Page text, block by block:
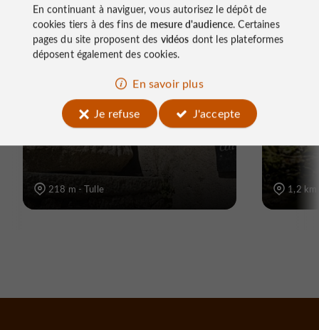
Horizons Tullois
218 m - Tulle 1,2 km
En continuant à naviguer, vous autorisez le dépôt de
cookies tiers à des fins de mesure d'audience. Certaines
pages du site proposent des vidéos dont les plateformes
déposent également des cookies.
En savoir plus
Je refuse
J'accepte